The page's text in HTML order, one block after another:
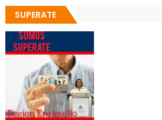
SUPERATE